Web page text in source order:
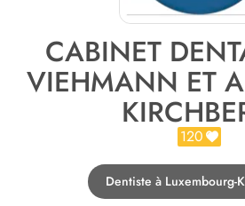
CABINET
VIEHMANN ET
120
Dentiste à Luxembourg-